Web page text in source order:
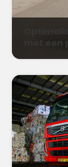
met